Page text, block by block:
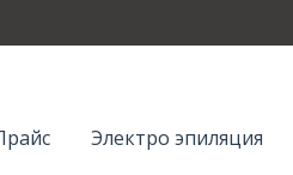
Электро эпиляция